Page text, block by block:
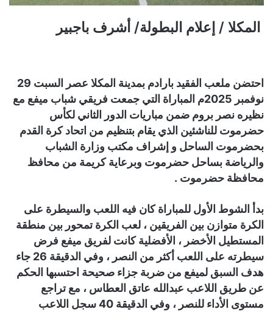
المكلا / إعلام البطولة/ أشرف باجبير
احتضن ملعب الفقيد بارادم بمدينة المكلا عصر السبت 29
نوفمبر 2025م المباراة التي جمعت فريقي شباب ميفع مع
نظيره نصر بروم ضمن مباريات الدور الثاني لكأس
حضرموت للناشئين الذي يقام بتنظيم من اتحاد كرة القدم
بحضرموت الساحل و إشراف مكتب وزارة الشباب
والرياضة بساحل حضرموت وبرعاية كريمة من محافظ
محافظة حضرموت .
بدأ الشوط الأول للمباراة كان فيه اللعب والسيطرة على
الكرة متوازن بين الفريقين ، لعب الكرة تمحور بين منطقة
المستطيل الأخضر ، الأفضلية كانت لفريق ميفع فرض
سيطرته على اللعب أكثر من النصر ، وفي الدقيقة 26 جاء
هدف السبق لميفع من ضربة جزاء صحيحة احتسبها الحكم
عن طريق اللاعب عبدالله عاتق العطاس ، مع تراجع
مستوى الأداء للنصر ، وفي الدقيقة 40 سجل اللاعب